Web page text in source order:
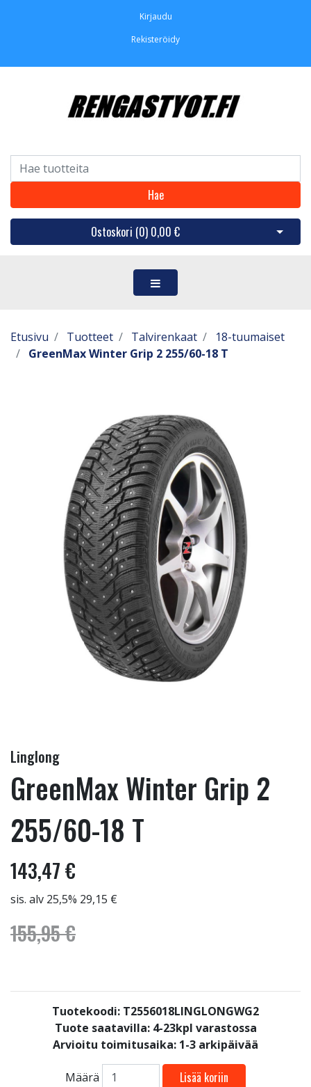
Kirjaudu
Rekisteröidy
Hae
Ostoskori (0) 0,00 € Avaa
Etusivu Tuotteet Talvirenkaat
18-tuumaiset
GreenMax Winter Grip 2 255/60-18 T
Linglong
GreenMax Winter Grip 2
255/60-18 T
143,47 €
sis. alv 25,5% 29,15 €
155,95 €
Tuotekoodi: T2556018LINGLONGWG2
Tuote saatavilla: 4-23kpl varastossa
Arvioitu toimitusaika: 1-3 arkipäivää
Määrä Lisää koriin